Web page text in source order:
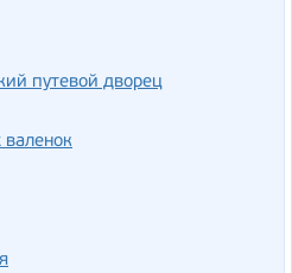
путевой дворец
валенок